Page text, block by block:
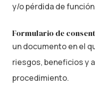
y/o pérdida de
Formulario de
un documento en el
riesgos, beneficios y
procedimiento.